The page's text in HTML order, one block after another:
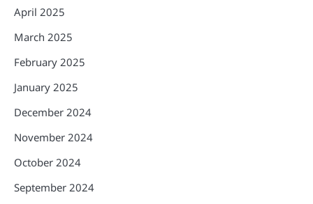
April 2025
March 2025
February 2025
January 2025
December 2024
November 2024
October 2024
September 2024